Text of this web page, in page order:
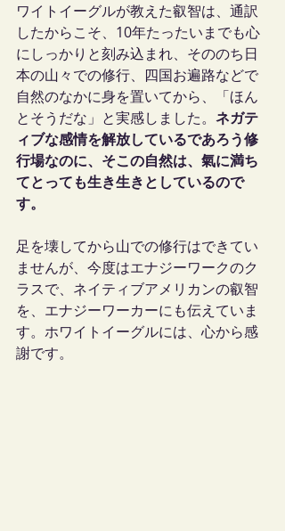
ワイトイーグルが教えた叡智は、通訳
したからこそ、10年たったいまでも心
にしっかりと刻み込まれ、そののち日
本の山々での修行、四国お遍路などで
自然のなかに身を置いてから、「ほん
とそうだな」と実感しました。 ネガテ
ィブな感情を解放しているであろう修
行場なのに、そこの自然は、氣に満ち
てとっても生き生きとしているので
す。
足を壊してから山での修行はできてい
ませんが、今度はエナジーワークのク
ラスで、ネイティブアメリカンの叡智
を、エナジーワーカーにも伝えていま
す。ホワイトイーグルには、心から感
謝です。